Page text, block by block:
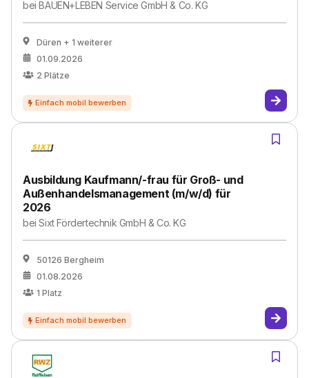
beiBAUEN+LEBEN Service GmbH & Co. KG
Düren + 1 weiterer
01.09.2026
2 Plätze
Ausbildung Kaufmann/-frau für Groß- und
Außenhandelsmanagement (m/w/d) für
2026
beiSixt Fördertechnik GmbH & Co. KG
50126 Bergheim
01.08.2026
1 Platz